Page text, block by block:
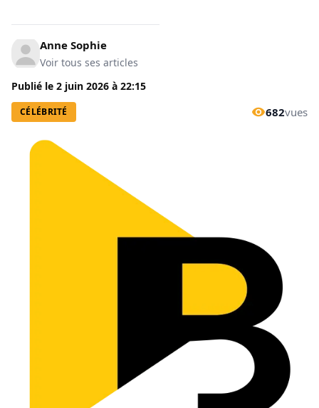
Anne Sophie
Voir tous ses articles
Publié le 2 juin 2026 à 22:15
CÉLÉBRITÉ 682vues